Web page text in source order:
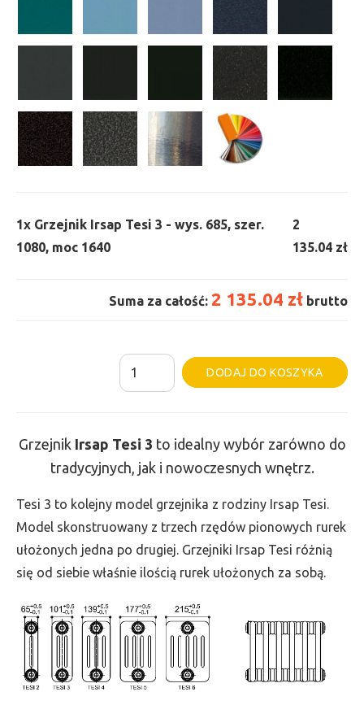
1x Grzejnik Irsap Tesi 3 - wys. 685, szer.
1080, moc 1640
2
135.04 zł
Suma za całość: 2 135.04 zł brutto
ilość
Grzejnik
-
wys.
685,
szer.
1080,
1640
DODAJ DO KOSZYKA
Grzejnik Irsap Tesi 3 to idealny wybór zarówno do
tradycyjnych, jak i nowoczesnych wnętrz.
Tesi 3 to kolejny model grzejnika z rodziny Irsap Tesi.
Model skonstruowany z trzech rzędów pionowych rurek
ułożonych jedna po drugiej. Grzejniki Irsap Tesi różnią
się od siebie właśnie ilością rurek ułożonych za sobą.